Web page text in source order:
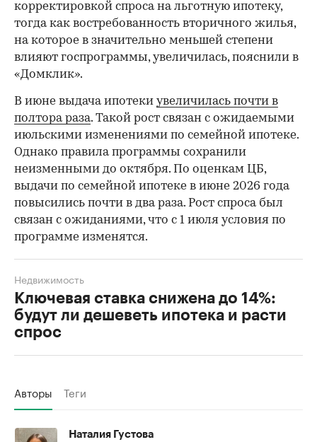
корректировкой спроса на льготную ипотеку,
тогда как востребованность вторичного жилья,
на которое в значительно меньшей степени
влияют госпрограммы, увеличилась, пояснили в
«Домклик».
В июне выдача ипотеки увеличилась почти в
полтора раза. Такой рост связан с ожидаемыми
июльскими изменениями по семейной ипотеке.
Однако правила программы сохранили
неизменными до октября. По оценкам ЦБ,
выдачи по семейной ипотеке в июне 2026 года
повысились почти в два раза. Рост спроса был
связан с ожиданиями, что с 1 июля условия по
программе изменятся.
Ключевая ставка снижена до 14%:
будут ли дешеветь ипотека и расти
спрос
Недвижимость
Авторы Теги
Наталия Густова